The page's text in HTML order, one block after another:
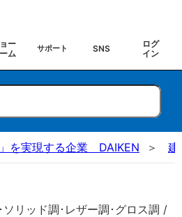
ー
ム
サポート SNS
ログ
イン
を実現する企業 DAIKEN 建
リッド調･レザー調･グロス調 /